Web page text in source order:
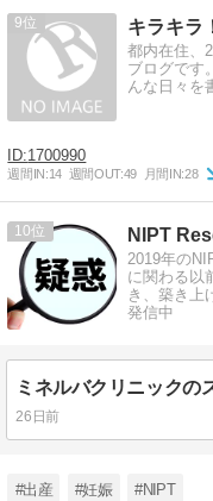
9 キラキラ
都内在住、
ブログです
んな日々を
1700990
週間IN:14 週間OUT:49 月間IN:28
10 NIPT
2019年の
に関わる以
き、築き上
発信中
26日前
#出産 #妊娠 #NIPT